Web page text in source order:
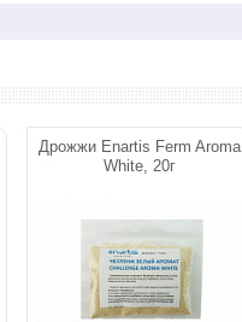
Дрожжи Enartis Ferm Aroma
White, 20г